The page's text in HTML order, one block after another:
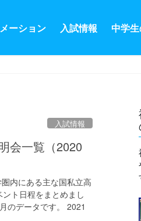
ーション 入試情報 中学
入試情報
会一覧（2020
内にある主な国私立高
ト日程をまとめまし
のデータです。 2021